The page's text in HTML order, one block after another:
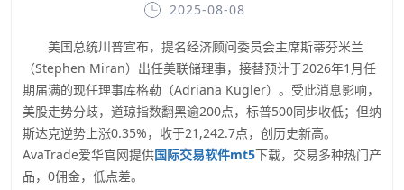
2025-08-08
美国总统川普宣布，提名经济顾问委员会主席斯蒂芬米兰
（Stephen Miran）出任美联储理事，接替预计于2026年1月任
期届满的现任理事库格勒（Adriana Kugler）。受此消息影响，
美股走势分歧，道琼指数翻黑逾200点，标普500同步收低；但纳
斯达克逆势上涨0.35%，收于21,242.7点，创历史新高。
AvaTrade爱华官网提供国际交易软件mt5下载，交易多种热门产
品，0佣金，低点差。